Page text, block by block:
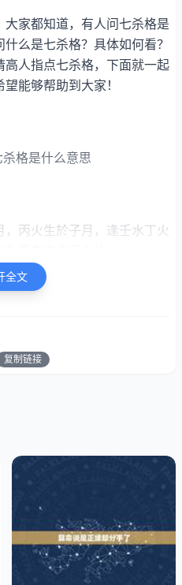
家都知道，有人问七杀格是
么是七杀格？具体如何看？
人指点七杀格，下面就一起
能够帮助到大家！
格是什么意思
丙火生於子月，逢壬水丁火
卯月或寅月四柱有乙木透
全文
复制链接